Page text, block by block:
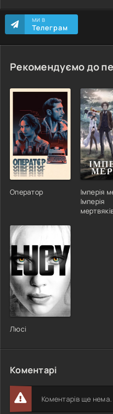
МИ В
Телеграм
Рекомендуємо до
Оператор
Імперія
Імперія
Люсі
Коментарі
Коментарів ще